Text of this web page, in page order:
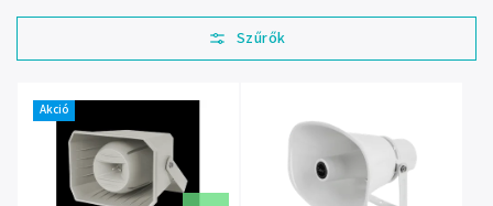
Legolcsóbb elöl
Legdrágább
termékek
ABC szerint
Akció